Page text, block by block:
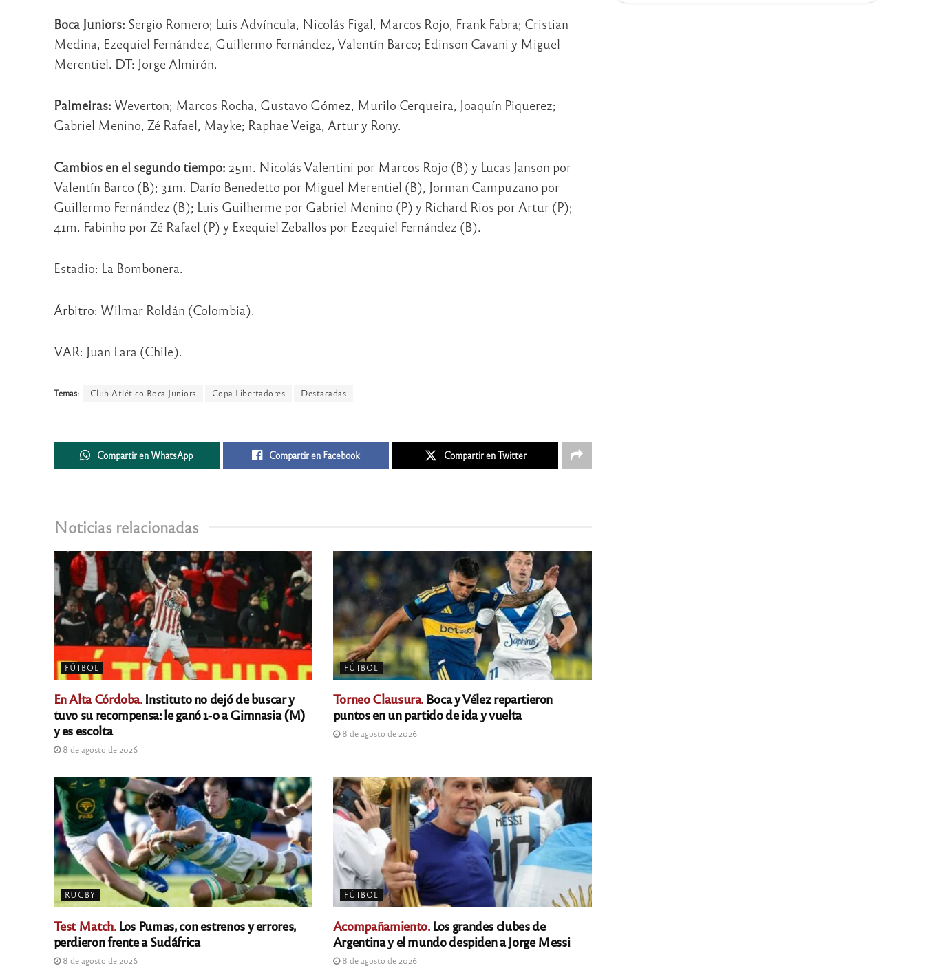
Boca Juniors: Sergio Romero; Luis Advíncula, Nicolás Figal, Marcos Rojo, Frank Fabra; Cristian
Medina, Ezequiel Fernández, Guillermo Fernández, Valentín Barco; Edinson Cavani y Miguel
Merentiel. DT: Jorge Almirón.
Palmeiras: Weverton; Marcos Rocha, Gustavo Gómez, Murilo Cerqueira, Joaquín Piquerez;
Gabriel Menino, Zé Rafael, Mayke; Raphae Veiga, Artur y Rony.
Cambios en el segundo tiempo: 25m. Nicolás Valentini por Marcos Rojo (B) y Lucas Janson por
Valentín Barco (B); 31m. Darío Benedetto por Miguel Merentiel (B), Jorman Campuzano por
Guillermo Fernández (B); Luis Guilherme por Gabriel Menino (P) y Richard Rios por Artur (P);
41m. Fabinho por Zé Rafael (P) y Exequiel Zeballos por Ezequiel Fernández (B).
Estadio: La Bombonera.
Árbitro: Wilmar Roldán (Colombia).
VAR: Juan Lara (Chile).
Temas: Club Atlético Boca Juniors Copa Libertadores Destacadas
Compartir en WhatsApp Compartir en Facebook Compartir en Twitter
Noticias relacionadas
FÚTBOL
En Alta Córdoba.Instituto no dejó de buscar y
tuvo su recompensa: le ganó 1-0 a Gimnasia (M)
y es escolta
8 de agosto de 2026
FÚTBOL
Torneo Clausura. Boca y Vélez repartieron
puntos en un partido de ida y vuelta
8 de agosto de 2026
RUGBY
Test Match.Los Pumas, con estrenos y errores,
perdieron frente a Sudáfrica
8 de agosto de 2026
FÚTBOL
Acompañamiento.Los grandes clubes de
Argentina y el mundo despiden a Jorge Messi
8 de agosto de 2026